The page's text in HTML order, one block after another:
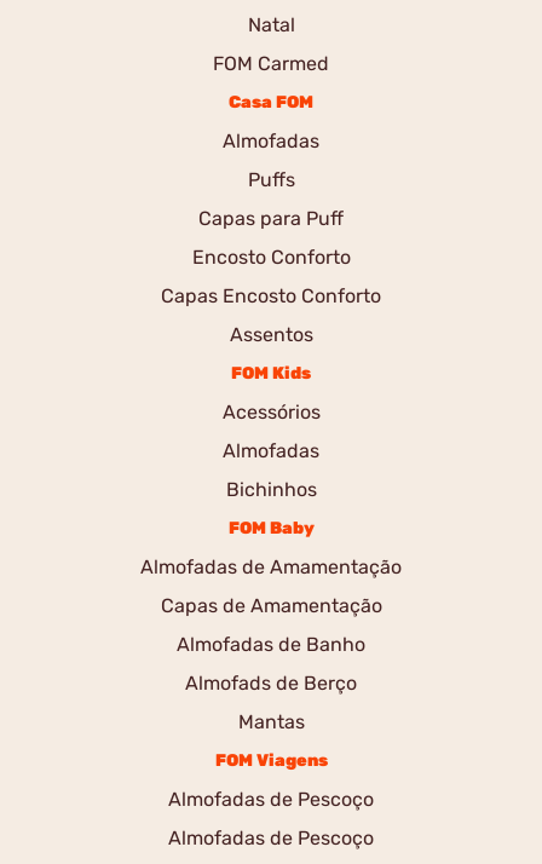
Natal
FOM Carmed
Casa FOM
Almofadas
Puffs
Capas para Puff
Encosto Conforto
Capas Encosto Conforto
Assentos
FOM Kids
Acessórios
Almofadas
Bichinhos
FOM Baby
Almofadas de Amamentação
Capas de Amamentação
Almofadas de Banho
Almofads de Berço
Mantas
FOM Viagens
Almofadas de Pescoço
Almofadas de Pescoço